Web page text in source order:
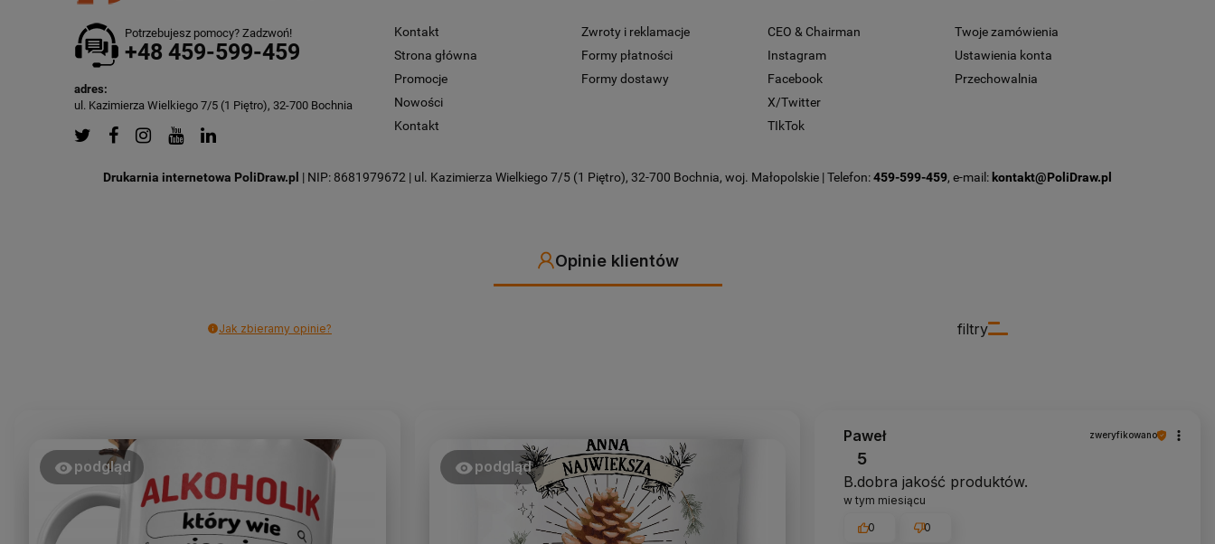
Potrzebujesz pomocy? Zadzwoń!
+48 459-599-459
adres:
ul. Kazimierza Wielkiego 7/5 (1 Piętro), 32-700 Bochnia
Kontakt
Strona główna
Promocje
Nowości
Kontakt
Zwroty i reklamacje
Formy płatności
Formy dostawy
CEO & Chairman
Instagram
Facebook
X/Twitter
TIkTok
Twoje zamówienia
Ustawienia konta
Przechowalnia
Drukarnia internetowa PoliDraw.pl | NIP: 8681979672 | ul. Kazimierza Wielkiego 7/5 (1 Piętro), 32-700 Bochnia, woj. Małopolskie | Telefon:459-599-459, e-mail: kontakt@PoliDraw.pl
Opinie klientów
filtry
Jak zbieramy opinie?
podgląd podgląd
Paweł zweryfikowano
5
B.dobra jakość produktów.
w tym miesiącu
0 0